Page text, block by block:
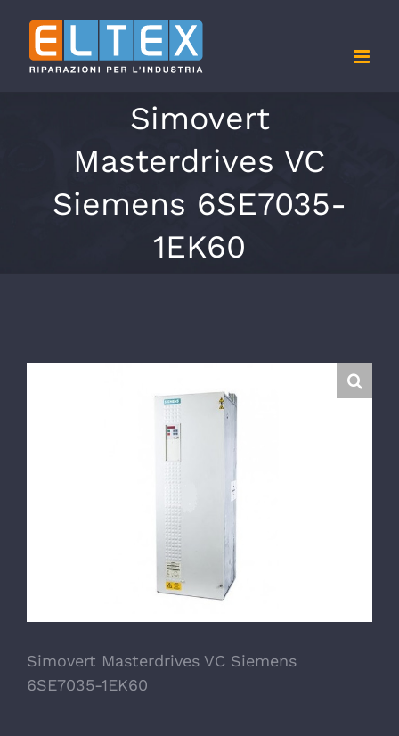
contenuto
Simovert
Masterdrives VC
Siemens 6SE7035-
1EK60
Simovert Masterdrives VC Siemens
6SE7035-1EK60